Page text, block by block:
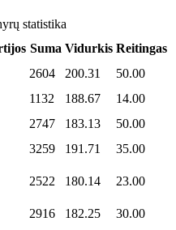
statistika
Suma Vidurkis Reitingas
2604 200.31
50.00
1132 188.67
14.00
2747 183.13
50.00
3259 191.71 35.00
2522 180.14 23.00
2916 182.25
30.00